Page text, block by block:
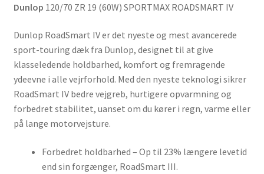
Dunlop 120/70 ZR 19 (60W) SPORTMAX ROADSMART IV
Dunlop RoadSmart IV er det nyeste og mest avancerede
sport-touring dæk fra Dunlop, designet til at give
klasseledende holdbarhed, komfort og fremragende
ydeevne i alle vejrforhold. Med den nyeste teknologi sikrer
RoadSmart IV bedre vejgreb, hurtigere opvarmning og
forbedret stabilitet, uanset om du kører i regn, varme eller
på lange motorvejsture.
Forbedret holdbarhed – Op til 23% længere levetid
end sin forgænger, RoadSmart III.